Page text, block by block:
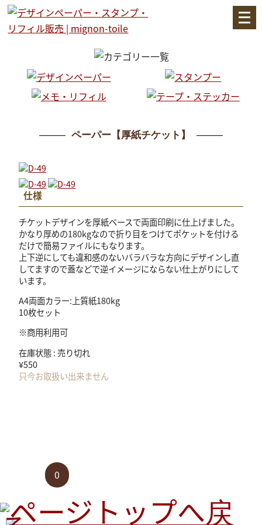
0
メ
ニ
開
ペーパー【厚紙チケット】
仕様
チケットデザインを厚紙ベースで両面印刷に仕上げました。
かなり厚めの180kgなので折り目をつけてポケットを付ける
だけで簡易ファイルにもなります。
上下逆にしても違和感のないバラバラな方向にデザインし直
してますので蓋などで逆イメージにならない仕上がりにして
います。
A4両面カラー:上質紙180kg
10枚セット
※商用利用可
在庫状態 : 売り切れ
¥550
只今お取扱い出来ません
Copyright 2026 mignon-toile. All Right Reserved.